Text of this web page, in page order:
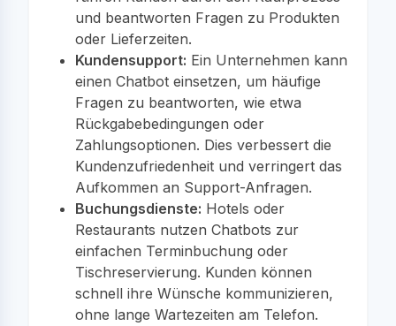
und beantworten Fragen zu Produkten
oder Lieferzeiten.
Kundensupport: Ein Unternehmen kann
einen Chatbot einsetzen, um häufige
Fragen zu beantworten, wie etwa
Rückgabebedingungen oder
Zahlungsoptionen. Dies verbessert die
Kundenzufriedenheit und verringert das
Aufkommen an Support-Anfragen.
Buchungsdienste: Hotels oder
Restaurants nutzen Chatbots zur
einfachen Terminbuchung oder
Tischreservierung. Kunden können
schnell ihre Wünsche kommunizieren,
ohne lange Wartezeiten am Telefon.